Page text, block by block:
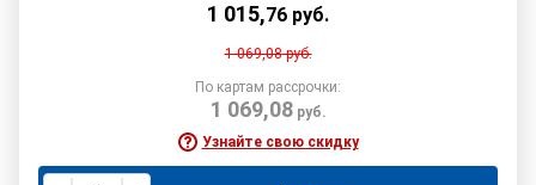
1 015,76 руб.
1 069,08руб.
По картам рассрочки:
1 069,08руб.
Узнайте свою скидку